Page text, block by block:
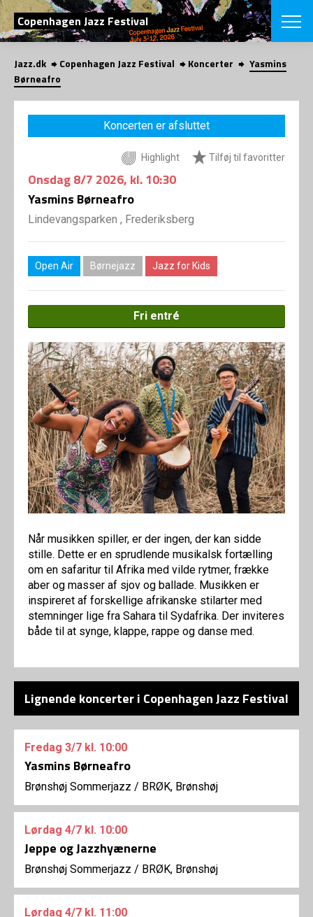
SØG
Copenhagen Jazz Festival
English
VÆLG
VINTERJAZZ
Temaer
LOCATIONS
Om fonden
SHOP
Jazz.dk Copenhagen Jazz Festival Koncerter
Yasmins
Børneafro
Koncerten er afsluttet
Highlight Tilføj til favoritter
Onsdag8/7 2026, kl. 10:30
Yasmins Børneafro
Lindevangsparken , Frederiksberg
Open Air Børnejazz Jazz for Kids
Fri entré
Når musikken spiller, er der ingen, der kan sidde
stille. Dette er en sprudlende musikalsk fortælling
om en safaritur til Afrika med vilde rytmer, frække
aber og masser af sjov og ballade. Musikken er
inspireret af forskellige afrikanske stilarter med
stemninger lige fra Sahara til Sydafrika. Der inviteres
både til at synge, klappe, rappe og danse med.
Lignende koncerter i Copenhagen Jazz Festival
Fredag 3/7 kl. 10:00
Yasmins Børneafro
Brønshøj Sommerjazz / BRØK, Brønshøj
Lørdag 4/7 kl. 10:00
Jeppe og Jazzhyænerne
Brønshøj Sommerjazz / BRØK, Brønshøj
Lørdag 4/7 kl. 11:00